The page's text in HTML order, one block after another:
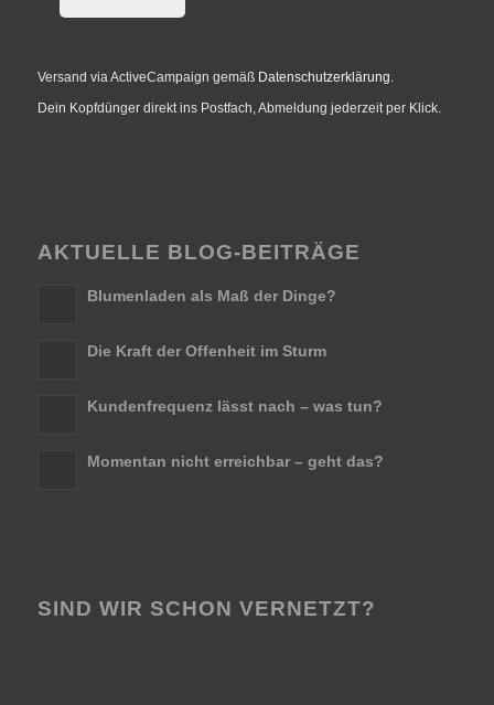
Versand via ActiveCampaign gemäß Datenschutzerklärung.
Dein Kopfdünger direkt ins Postfach, Abmeldung jederzeit per Klick.
AKTUELLE BLOG-BEITRÄGE
Blumenladen als Maß der Dinge?
Die Kraft der Offenheit im Sturm
Kundenfrequenz lässt nach – was tun?
Momentan nicht erreichbar – geht das?
SIND WIR SCHON VERNETZT?